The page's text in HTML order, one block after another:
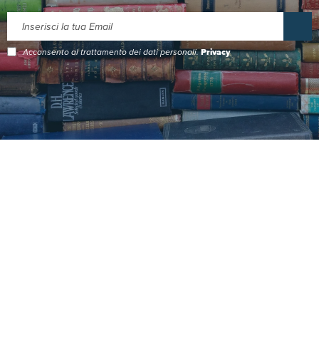
Acconsento al trattamento dei dati personali.Privacy